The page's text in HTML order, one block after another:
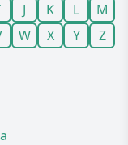
J K L
M
W X Y Z